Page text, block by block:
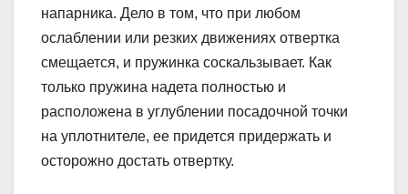
напарника. Дело в том, что при любом
ослаблении или резких движениях отвертка
смещается, и пружинка соскальзывает. Как
только пружина надета полностью и
расположена в углублении посадочной точки
на уплотнителе, ее придется придержать и
осторожно достать отвертку.